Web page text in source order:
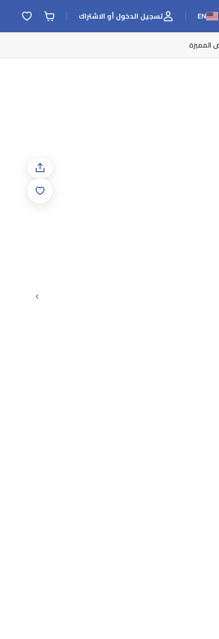
EN تسجيل الدخول أو الاشتراك
المميزة